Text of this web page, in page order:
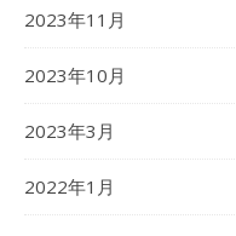
2023年11月
2023年10月
2023年3月
2022年1月